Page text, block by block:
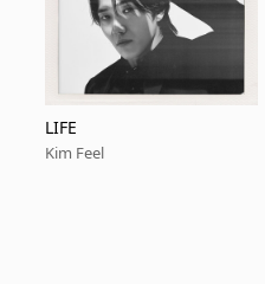
LIFE
Kim Feel